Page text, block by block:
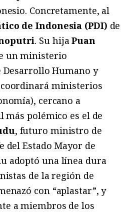
Concretamente, al
de Indonesia (PDI) de
. Su hijaPuan
un ministerio
Desarrollo Humano y
ministerios
cercano a
más polémico es el de
, futuro ministro de
del Estado Mayor de
adoptó una línea dura
de la región de
con “aplastar”, y
a miembros de los